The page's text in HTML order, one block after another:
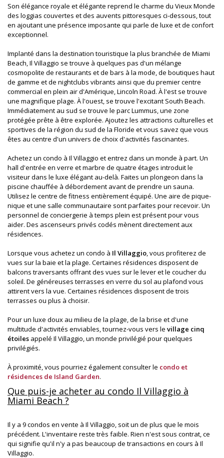
Son élégance royale et élégante reprend le charme du Vieux Monde
des loggias couvertes et des auvents pittoresques ci-dessous, tout
en ajoutant une présence imposante qui parle de luxe et de confort
exceptionnel.
Implanté dans la destination touristique la plus branchée de Miami
Beach, Il Villaggio se trouve à quelques pas d'un mélange
cosmopolite de restaurants et de bars à la mode, de boutiques haut
de gamme et de nightclubs vibrants ainsi que du premier centre
commercial en plein air d'Amérique, Lincoln Road. À l'est se trouve
une magnifique plage. À l'ouest, se trouve l'excitant South Beach.
Immédiatement au sud se trouve le parc Lummus, une zone
protégée prête à être explorée. Ajoutez les attractions culturelles et
sportives de la région du sud de la Floride et vous savez que vous
êtes au centre d'un univers de choix d'activités fascinantes.
Achetez un condo à Il Villaggio et entrez dans un monde à part. Un
hall d'entrée en verre et marbre de quatre étages introduit le
visiteur dans le luxe élégant au-delà. Faites un plongeon dans la
piscine chauffée à débordement avant de prendre un sauna.
Utilisez le centre de fitness entièrement équipé. Une aire de pique-
nique et une salle communautaire sont parfaites pour recevoir. Un
personnel de conciergerie à temps plein est présent pour vous
aider. Des ascenseurs privés codés mènent directement aux
résidences.
Lorsque vous achetez un condo à Il Villaggio, vous profiterez de
vues sur la baie et la plage. Certaines résidences disposent de
balcons traversants offrant des vues sur le lever et le coucher du
soleil. De généreuses terrasses en verre du sol au plafond vous
attirent vers la vue. Certaines résidences disposent de trois
terrasses ou plus à choisir.
Pour un luxe doux au milieu de la plage, de la brise et d'une
multitude d'activités enviables, tournez-vous vers le village cinq
étoiles appelé Il Villaggio, un monde privilégié pour quelques
privilégiés.
À proximité, vous pourriez également consulter le condo et
résidences de Island Garden.
Que puis-je acheter au condo Il Villaggio à
Miami Beach ?
Il y a 9 condos en vente à Il Villaggio, soit un de plus que le mois
précédent. L'inventaire reste très faible. Rien n'est sous contrat, ce
qui signifie qu'il n'y a pas beaucoup de transactions en cours à Il
Villaggio.